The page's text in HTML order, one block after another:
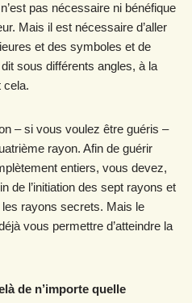
pas nécessaire ni bénéfique
Mais il est nécessaire d’aller
et des symboles et de
sous différents angles, à la
cela.
– si vous voulez être guéris –
rayon. Afin de guérir
entiers, vous devez,
de l’initiation des sept rayons et
rayons secrets. Mais le
vous permettre d’atteindre la
de n’importe quelle